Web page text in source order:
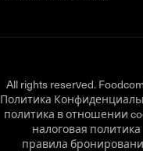
All rights reserved.
Политика
политика в отношении
налоговая политика
правила